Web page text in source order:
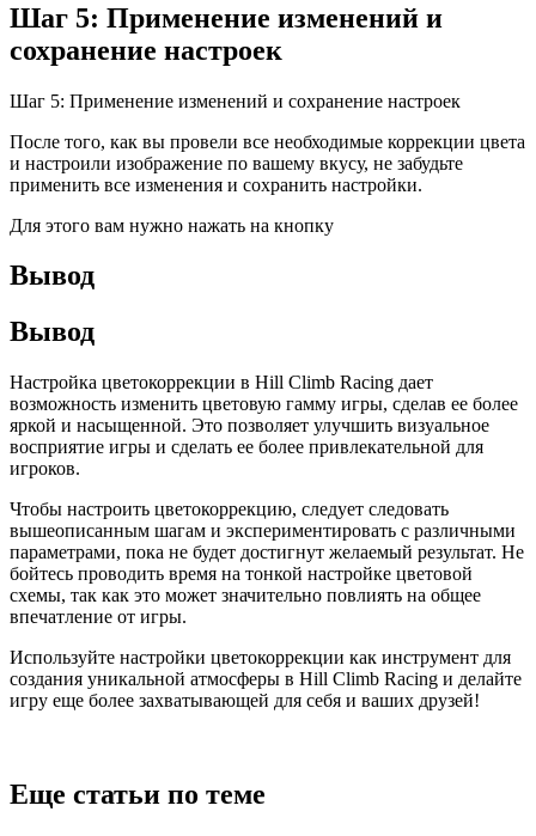
Шаг 5: Применение изменений и
сохранение настроек
Шаг 5: Применение изменений и сохранение настроек
После того, как вы провели все необходимые коррекции цвета
и настроили изображение по вашему вкусу, не забудьте
применить все изменения и сохранить настройки.
Для этого вам нужно нажать на кнопку
Вывод
Вывод
Настройка цветокоррекции в Hill Climb Racing дает
возможность изменить цветовую гамму игры, сделав ее более
яркой и насыщенной. Это позволяет улучшить визуальное
восприятие игры и сделать ее более привлекательной для
игроков.
Чтобы настроить цветокоррекцию, следует следовать
вышеописанным шагам и экспериментировать с различными
параметрами, пока не будет достигнут желаемый результат. Не
бойтесь проводить время на тонкой настройке цветовой
схемы, так как это может значительно повлиять на общее
впечатление от игры.
Используйте настройки цветокоррекции как инструмент для
создания уникальной атмосферы в Hill Climb Racing и делайте
игру еще более захватывающей для себя и ваших друзей!
Еще статьи по теме